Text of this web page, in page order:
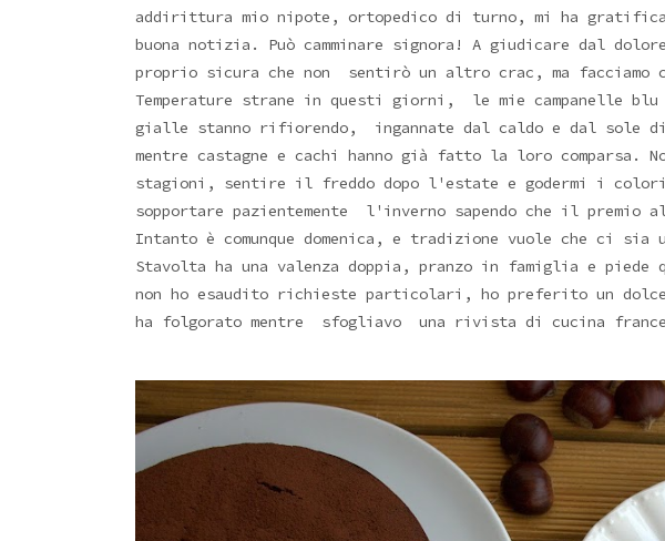
addirittura mio nipote, ortopedico di turno, mi ha
buona notizia. Può camminare signora! A giudicare dal
proprio sicura che non sentirò un altro crac, ma facciamo
Temperature strane in questi giorni, le mie campanelle blu
gialle stanno rifiorendo, ingannate dal caldo e dal sole
mentre castagne e cachi hanno già fatto la loro comparsa.
stagioni, sentire il freddo dopo l'estate e godermi i
sopportare pazientemente l'inverno sapendo che il premio
Intanto è comunque domenica, e tradizione vuole che ci
Stavolta ha una valenza doppia, pranzo in famiglia e piede
non ho esaudito richieste particolari, ho preferito un dolce
ha folgorato mentre sfogliavo una rivista di cucina